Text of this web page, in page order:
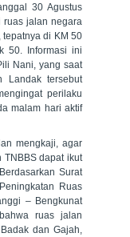
30 Agustus
ruas jalan negara
di KM 50
50. Informasi ini
Nani, yang saat
Landak tersebut
perilaku
malam hari aktif
mengkaji, agar
dapat ikut
Surat
Ruas
– Bengkunat
ruas jalan
dan Gajah,